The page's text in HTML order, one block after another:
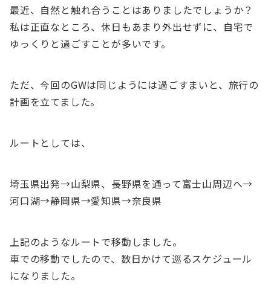
最近、自然と触れ合うことはありましたでしょうか？
私は正直なところ、休日もあまり外出せずに、自宅で
ゆっくりと過ごすことが多いです。
ただ、今回のGWは同じようには過ごすまいと、旅行の
計画を立てました。
ルートとしては、
埼玉県出発→山梨県、長野県を通って富士山周辺へ→
河口湖→静岡県→愛知県→奈良県
上記のようなルートで移動しました。
車での移動でしたので、数日かけて巡るスケジュール
になりました。